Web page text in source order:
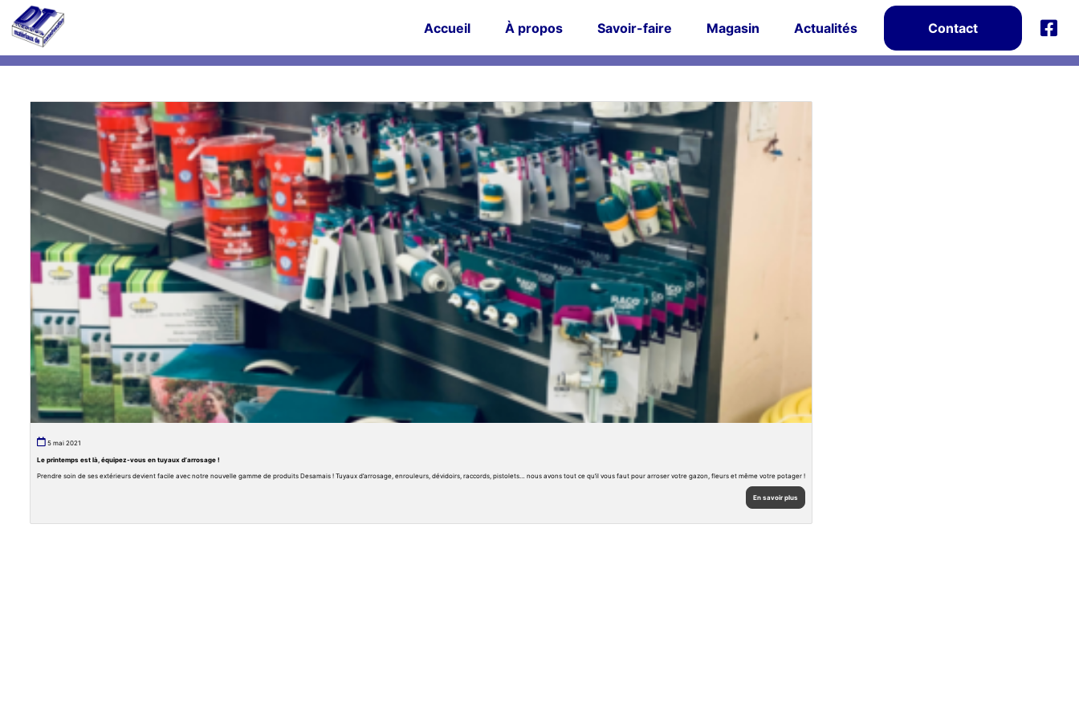
Contact
Actualités
Magasin
Savoir-faire
À propos
Accueil
Actualités
5 mai 2021
Le printemps est là, équipez-vous en tuyaux d’arrosage !
Prendre soin de ses extérieurs devient facile avec notre nouvelle gamme de produits Desamais ! Tuyaux d’arrosage, enrouleurs, dévidoirs, raccords, pistolets… nous avons tout ce qu’il vous faut pour arroser votre gazon, fleurs et même votre potager !
En savoir plus